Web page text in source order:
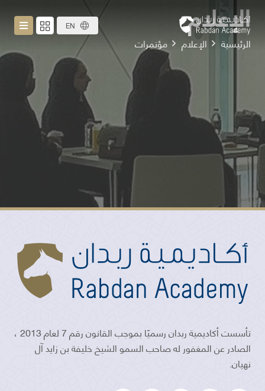
EN الإعلام
الرئيسية الإعلام مؤتمرات
تأسست أكاديمية ربدان رسميًا بموجب القانون رقم 7 لعام 2013 ،
الصادر عن المغفور له صاحب السمو الشيخ خليفة بن زايد آل
نهيان.